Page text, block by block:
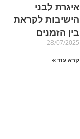
איגרת לבני
הישיבות לקראת
בין הזמנים
28/07/2025
קרא עוד »